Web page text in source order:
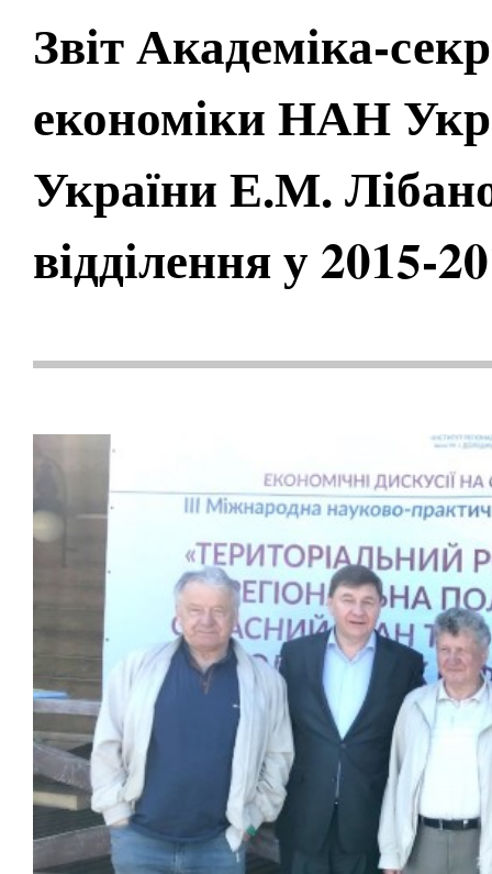
Звіт Академіка-
економіки НАН
України Е.М.
відділення у 2015-